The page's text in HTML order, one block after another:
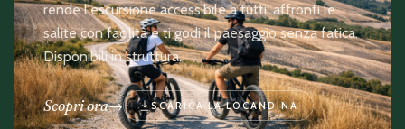
rende l'escursione accessibile a tutti: affronti le
salite con facilità e ti godi il paesaggio senza fatica.
Disponibili in struttura.
Scopri ora→ SCARICA LA LOCANDINA